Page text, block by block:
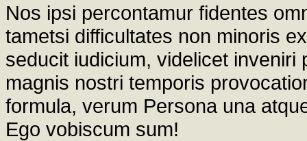
Nos ipsi percontamur fidentes
tametsi difficultates non minoris
seducit iudicium, videlicet
magnis nostri temporis
formula, verum Persona una
Ego vobiscum sum!